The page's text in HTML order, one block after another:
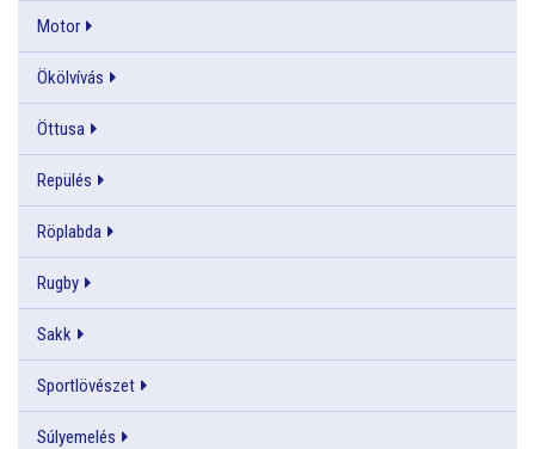
Motor
Ökölvívás
Öttusa
Repülés
Röplabda
Rugby
Sakk
Sportlövészet
Súlyemelés